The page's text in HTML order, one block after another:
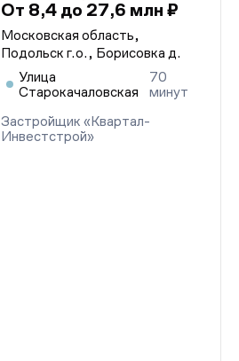
От 8,4 до 27,6 млн ₽
Московская область,
Подольск г.о., Борисовка д.
Улица
Старокачаловская
70
минут
Застройщик «Квартал-
Инвестстрой»